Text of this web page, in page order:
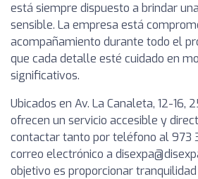
está siempre dispuesto a brindar
sensible. La empresa está
acompañamiento durante todo el
que cada detalle esté cuidado en
significativos.
Ubicados en Av. La Canaleta, 12-16,
ofrecen un servicio accesible y
contactar tanto por teléfono al 973
correo electrónico a
objetivo es proporcionar